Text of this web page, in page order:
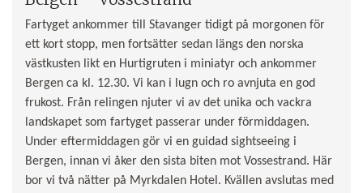
Fartyget ankommer till Stavanger tidigt på morgonen för
ett kort stopp, men fortsätter sedan längs den norska
västkusten likt en Hurtigruten i miniatyr och ankommer
Bergen ca kl. 12.30. Vi kan i lugn och ro avnjuta en god
frukost. Från relingen njuter vi av det unika och vackra
landskapet som fartyget passerar under förmiddagen.
Under eftermiddagen gör vi en guidad sightseeing i
Bergen, innan vi åker den sista biten mot Vossestrand. Här
bor vi två nätter på Myrkdalen Hotel. Kvällen avslutas med